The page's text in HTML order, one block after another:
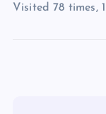
Visited 78 times,